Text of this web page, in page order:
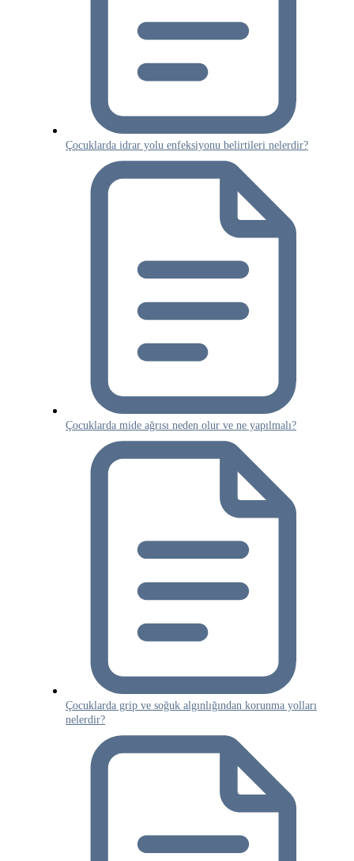
Çocuklarda idrar yolu enfeksiyonu belirtileri nelerdir?
Çocuklarda mide ağrısı neden olur ve ne yapılmalı?
Çocuklarda grip ve soğuk algınlığından korunma yolları
nelerdir?